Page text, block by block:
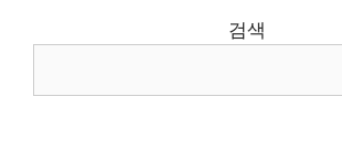
검색